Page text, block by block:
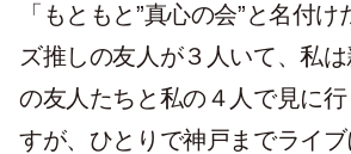
「もともと”真心の会”と名付
ズ推しの友人が３人いて、私
の友人たちと私の４人で見に
すが、ひとりで神戸までライブ